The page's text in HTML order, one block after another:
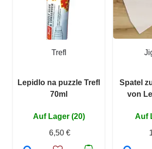
Trefl
Lepidlo na puzzle Trefl
70ml
Auf Lager (20)
6,50 €
Spatel
von
Auf